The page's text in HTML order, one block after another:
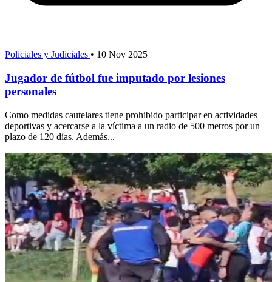
Policiales y Judiciales • 10 Nov 2025
Jugador de fútbol fue imputado por lesiones
personales
Como medidas cautelares tiene prohibido participar en actividades
deportivas y acercarse a la víctima a un radio de 500 metros por un
plazo de 120 días. Además...